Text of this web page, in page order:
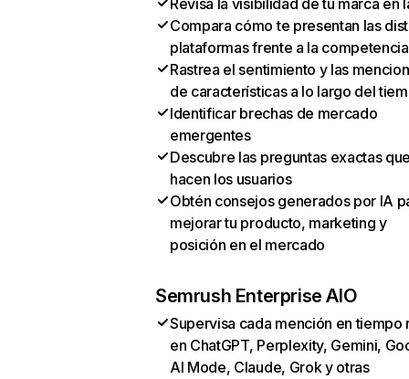
Revisa la visibilidad de tu marca en
Compara cómo te presentan las
plataformas frente a la competencia
Rastrea el sentimiento y las
de características a lo largo del
Identificar brechas de mercado
emergentes
Descubre las preguntas exactas
hacen los usuarios
Obtén consejos generados por IA
mejorar tu producto, marketing y
posición en el mercado
Semrush Enterprise AIO
Supervisa cada mención en tiempo
en ChatGPT, Perplexity, Gemini,
AI Mode, Claude, Grok y otras